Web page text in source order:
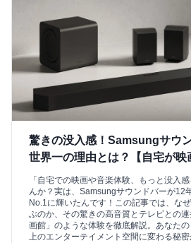
驚きの没入感！Samsungサウ
世界一の理由とは？【自宅が映
「自宅での映画や音楽体験、もっと没入
んか？実は、Samsungサウンドバーが12
No.1に輝いたんです！この記事では、な
ぶのか、その驚きの高音質とテレビとの
画館」のような体験を徹底解説。あなた
上のエンターテイメント空間に変わる秘密